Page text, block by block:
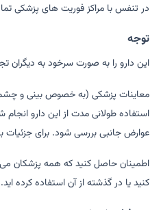
در تنفس با مراکز فوریت های پزشکی
توجه
این دارو را به صورت سرخود به دیگران
معاینات پزشکی (به خصوص بینی و
استفاده طولانی مدت از این دارو
عوارض جانبی بررسی شود. برای
اطمینان حاصل کنید که همه پزشکان می
کنید یا در گذشته از آن استفاده کرده اید.